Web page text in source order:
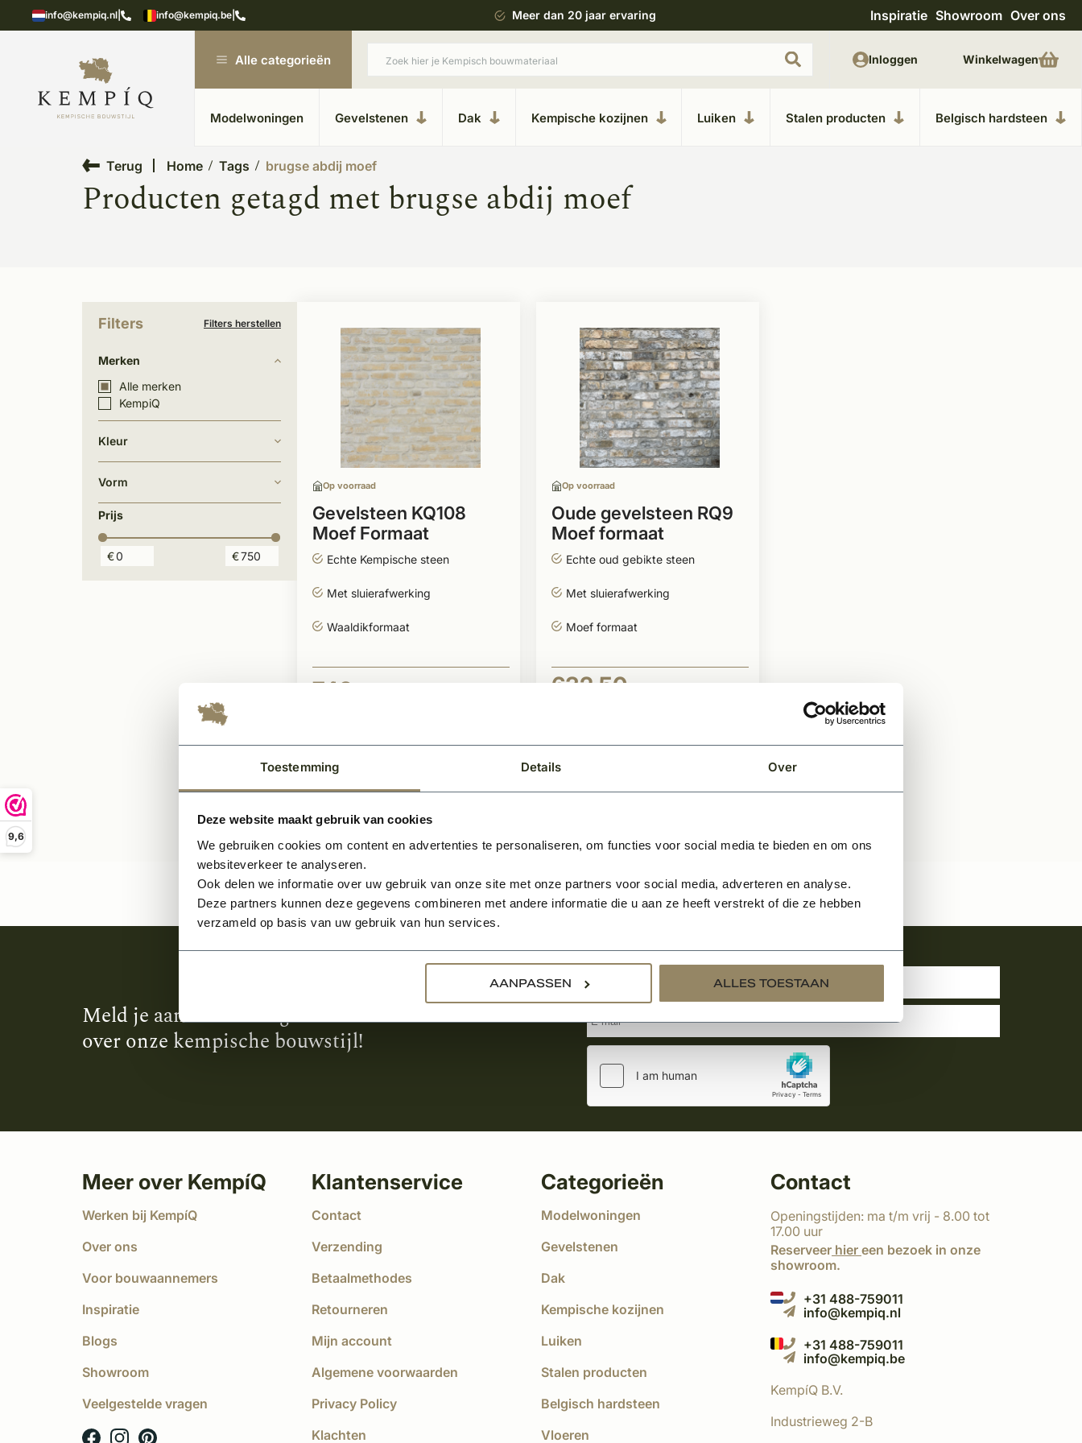
Toestemming Details Over
Deze website maakt gebruik van cookies
We gebruiken cookies om content en advertenties te personaliseren, om functies voor social media te bieden en om ons
websiteverkeer te analyseren.
Ook delen we informatie over uw gebruik van onze site met onze partners voor social media, adverteren en analyse.
Deze partners kunnen deze gegevens combineren met andere informatie die u aan ze heeft verstrekt of die ze hebben
verzameld op basis van uw gebruik van hun services.
AANPASSEN ALLES TOESTAAN
9,6
info@kempiq.nl info@kempiq.be
in Kesteren Unieke materialen in kempische bouwstijl Meer dan 20 jaar ervaring Uitgebreide showroom in Kesteren Unieke
Inspiratie Showroom Over ons
Alle categorieën
Modelwoningen Gevelstenen Dak Kempische kozijnen Luiken Stalen producten Belgisch hardsteen
Inloggen Winkelwagen
Terug Home Tags brugse abdij moef
Producten getagd met brugse abdij moef
Filters Filters herstellen
Merken
Alle merken
KempiQ
Kleur
Vorm
Prijs
€ €
Op voorraad
Gevelsteen KQ108
Moef Formaat
Echte Kempische steen
Met sluierafwerking
Waaldikformaat
742,-
Op voorraad
Oude gevelsteen RQ9
Moef formaat
Echte oud gebikte steen
Met sluierafwerking
Moef formaat
632,50
Meld je aan en ontvang het laatste nieuws
over onze kempische bouwstijl!
Aanmelden voor de nieuwsbrief
Meer over KempíQ
Werken bij KempíQ
Over ons
Voor bouwaannemers
Inspiratie
Blogs
Showroom
Veelgestelde vragen
Klantenservice
Contact
Verzending
Betaalmethodes
Retourneren
Mijn account
Algemene voorwaarden
Privacy Policy
Klachten
Categorieën
Modelwoningen
Gevelstenen
Dak
Kempische kozijnen
Luiken
Stalen producten
Belgisch hardsteen
Vloeren
Contact
Openingstijden: ma t/m vrij - 8.00 tot
17.00 uur
Reserveer hier een bezoek in onze
showroom.
+31 488-759011
info@kempiq.nl
+31 488-759011
info@kempiq.be
KempíQ B.V.
Industrieweg 2-B